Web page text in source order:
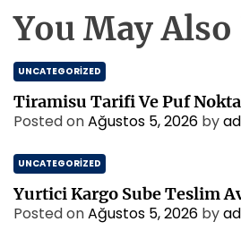
You May
UNCATEGORIZED
Tiramisu Tarifi Ve Puf
Posted onAğustos 5, 2026 by
UNCATEGORIZED
Yurtici Kargo Sube Teslim
Posted onAğustos 5, 2026 by